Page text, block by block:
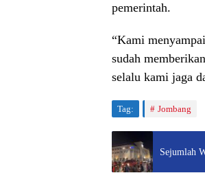
pemerintah.
“Kami
sudah
selalu kami jaga
Tag: Jombang
Sejumlah